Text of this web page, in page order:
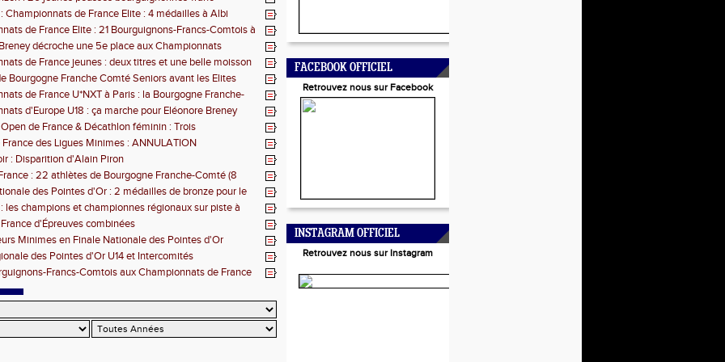
retenues
Championnats de France Elite : 4 médailles à Albi
de France Elite : 21 Bourguignons-Francs-Comtois à
décroche une 5e place aux Championnats
de France jeunes : deux titres et une belle moisson
pour la BFC
Bourgogne Franche Comté Seniors avant les Elites
de France U*NXT à Paris : la Bourgogne Franche-
forced'Europe U18 : ça marche pour Eléonore Breney
de France & Décathlon féminin : Trois
Francs-Comtois sur le podium
des Ligues Minimes : ANNULATION
: Disparition d'Alain Piron
: 22 athlètes de Bourgogne Franche-Comté (8
des Pointes d'Or : 2 médailles de bronze pour le
les champions et championnes régionaux sur piste à
d'Épreuves combinées
Minimes en Finale Nationale des Pointes d'Or
des Pointes d'Or U14 et Intercomités
Francs-Comtois aux Championnats de France
FACEBOOK OFFICIEL
Retrouvez nous sur Facebook
INSTAGRAM OFFICIEL
Retrouvez nous sur Instagram